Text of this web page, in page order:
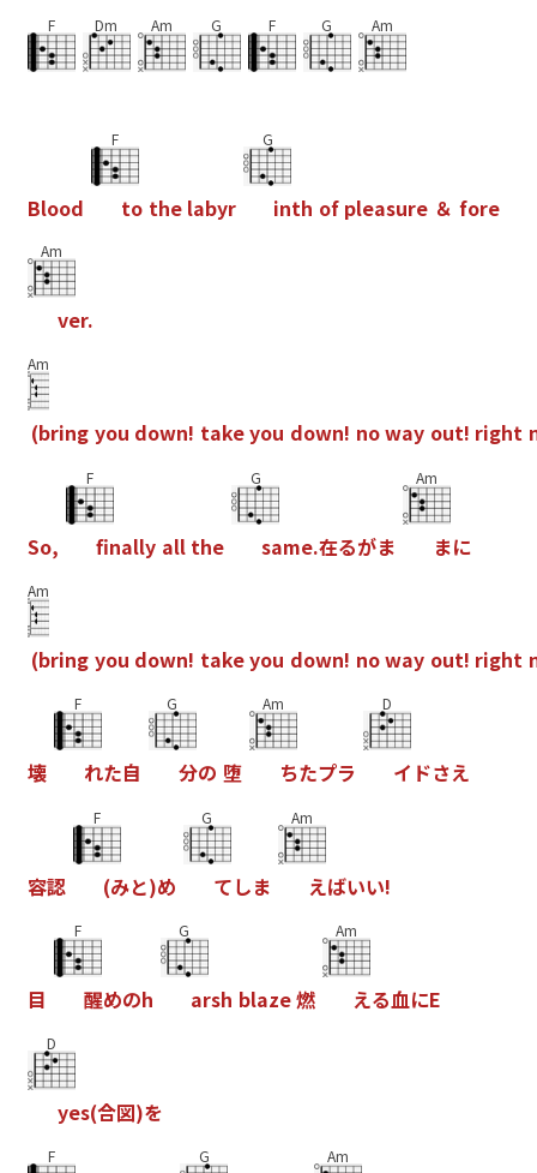
F Dm Am G F G Am
Blood
F
to the labyr
G
inth of pleasure ＆ fore
Am
ver.
Am
(bring you down! takeyou down! noway out! right
So,
F
fnally all the
G
same.在るがま
Am
まに
Am
(bring you down! takeyou down! noway out! right
壊
F
れた自
G
分の 堕
Am
ちたプラ
D
イ ドさえ
容認
F
(みと)め
G
てしま
Am
えばいい!
目
F
醒めのh
G
arsh blaze燃
Am
える血にE
D
yes(合図)を
F G Am